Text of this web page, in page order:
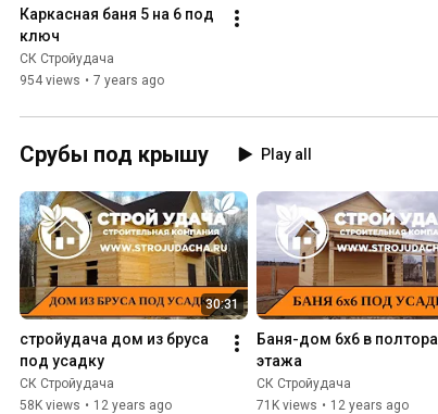
Каркасная баня 5 на 6 под
ключ
СК Стройудача
954 views • 7 years ago
Срубы под крышу Play all
30:31
стройудача дом из бруса
под усадку
СК Стройудача
58K views • 12 years ago
Баня-дом 6х6 в полтора
этажа
СК Стройудача
71K views • 12 years ago